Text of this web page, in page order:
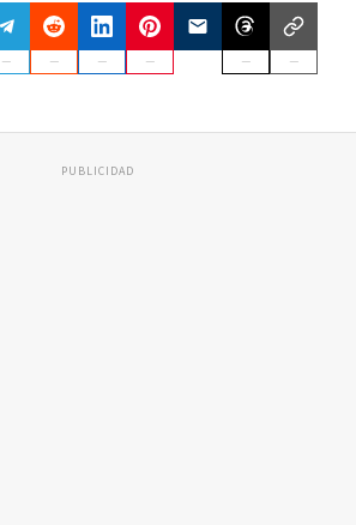
PUBLICIDAD